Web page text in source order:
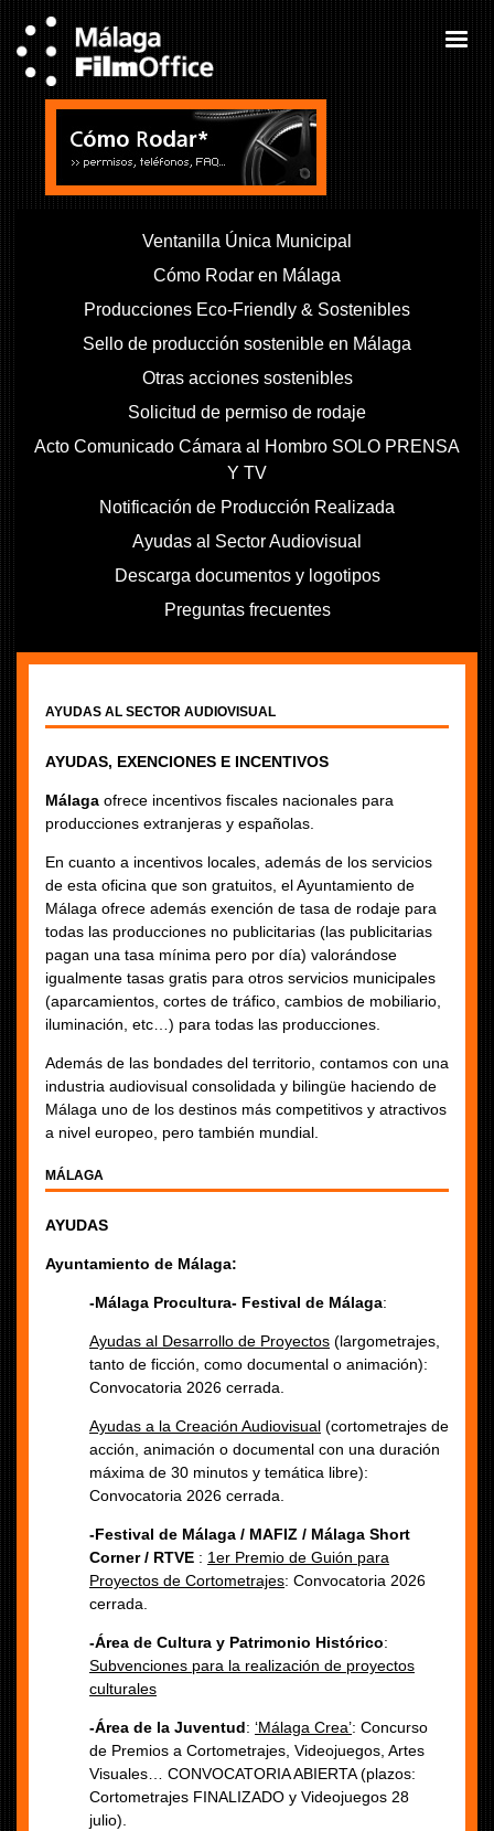
Ventanilla Única Municipal
Cómo Rodar en Málaga
Producciones Eco-Friendly & Sostenibles
Sello de producción sostenible en Málaga
Otras acciones sostenibles
Solicitud de permiso de rodaje
Acto Comunicado Cámara al Hombro SOLO PRENSA
Y TV
Notificación de Producción Realizada
Ayudas al Sector Audiovisual
Descarga documentos y logotipos
Preguntas frecuentes
AYUDAS AL SECTOR AUDIOVISUAL
AYUDAS, EXENCIONES E INCENTIVOS
Málaga ofrece incentivos fiscales nacionales para
producciones extranjeras y españolas.
En cuanto a incentivos locales, además de los servicios
de esta oficina que son gratuitos, el Ayuntamiento de
Málaga ofrece además exención de tasa de rodaje para
todas las producciones no publicitarias (las publicitarias
pagan una tasa mínima pero por día) valorándose
igualmente tasas gratis para otros servicios municipales
(aparcamientos, cortes de tráfico, cambios de mobiliario,
iluminación, etc…) para todas las producciones.
Además de las bondades del territorio, contamos con una
industria audiovisual consolidada y bilingüe haciendo de
Málaga uno de los destinos más competitivos y atractivos
a nivel europeo, pero también mundial.
MÁLAGA
AYUDAS
Ayuntamiento de Málaga:
-Málaga Procultura- Festival de Málaga:
Ayudas al Desarrollo de Proyectos (largometrajes,
tanto de ficción, como documental o animación):
Convocatoria 2026 cerrada.
Ayudas a la Creación Audiovisual (cortometrajes de
acción, animación o documental con una duración
máxima de 30 minutos y temática libre):
Convocatoria 2026 cerrada.
-Festival de Málaga / MAFIZ / Málaga Short
Corner / RTVE : 1er Premio de Guión para
Proyectos de Cortometrajes: Convocatoria 2026
cerrada.
-Área de Cultura y Patrimonio Histórico:
Subvenciones para la realización de proyectos
culturales
-Área de la Juventud: ‘Málaga Crea’: Concurso
de Premios a Cortometrajes, Videojuegos, Artes
Visuales… CONVOCATORIA ABIERTA (plazos:
Cortometrajes FINALIZADO y Videojuegos 28
julio).